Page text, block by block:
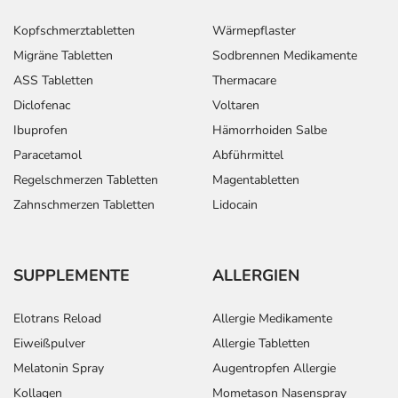
Zeitpunkt ganz normal (also nicht mit der doppelten
Menge) fort.
Generell gilt: Achten Sie vor allem bei Säuglingen,
Kleinkindern und älteren Menschen auf eine
gewissenhafte Dosierung. Im Zweifelsfalle fragen Sie
Ihren Arzt oder Apotheker nach etwaigen Auswirkungen
oder Vorsichtsmaßnahmen.
individuell abstimmt, sollten Sie das Arzneimittel daher
Aufbewahrung
Wichtige Hinweise
Kopfschmerztabletten
Migräne Tabletten
ASS Tabletten
Diclofenac
Ibuprofen
Paracetamol
Regelschmerzen Tabletten
Zahnschmerzen Tabletten
Wärmepflaster
Sodbrennen Medikamente
Thermacare
Voltaren
Hämorrhoiden Salbe
Abführmittel
Magentabletten
Lidocain
SUPPLEMENTE
Elotrans Reload
Eiweißpulver
Melatonin Spray
Kollagen
ALLERGIEN
Allergie Medikamente
Allergie Tabletten
Augentropfen Allergie
Mometason Nasenspray